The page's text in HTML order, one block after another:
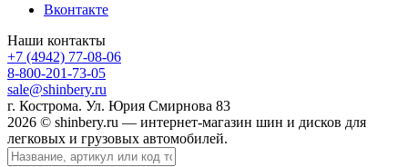
Вконтакте
Наши контакты
+7 (4942) 77-08-06
8-800-201-73-05
sale@shinbery.ru
г. Кострома. Ул. Юрия Смирнова 83
2026 © shinbery.ru — интернет-магазин шин и дисков для
легковых и грузовых автомобилей.